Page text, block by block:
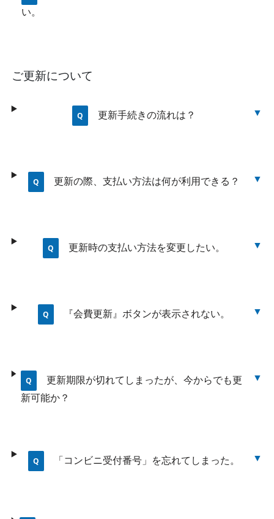
い。
ご更新について
更新手続きの流れは？
更新の際、支払い方法は何が利用できる？
更新時の支払い方法を変更したい。
『会費更新』ボタンが表示されない。
更新期限が切れてしまったが、今からでも更
新可能か？
「コンビニ受付番号」を忘れてしまった。